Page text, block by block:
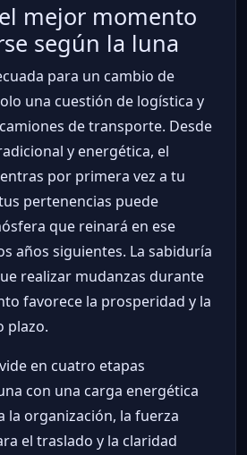
mejor momento
según la luna
para un cambio de
una cuestión de logística y
de transporte. Desde
y energética, el
por primera vez a tu
pertenencias puede
que reinará en ese
años siguientes. La sabiduría
realizar mudanzas durante
favorece la prosperidad y la
plazo.
en cuatro etapas
con una carga energética
la organización, la fuerza
el traslado y la claridad